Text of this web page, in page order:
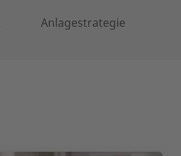
Anlagestrategie